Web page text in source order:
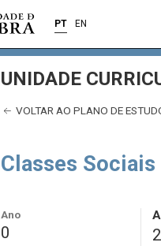
PT EN
UNIDADE
VOLTAR AO PLANO DE
Classes
Ano
0